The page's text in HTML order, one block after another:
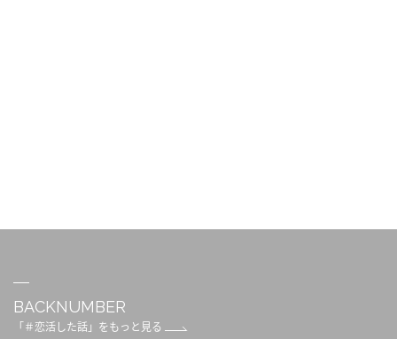
BACKNUMBER
「＃恋活した話」をもっと見る